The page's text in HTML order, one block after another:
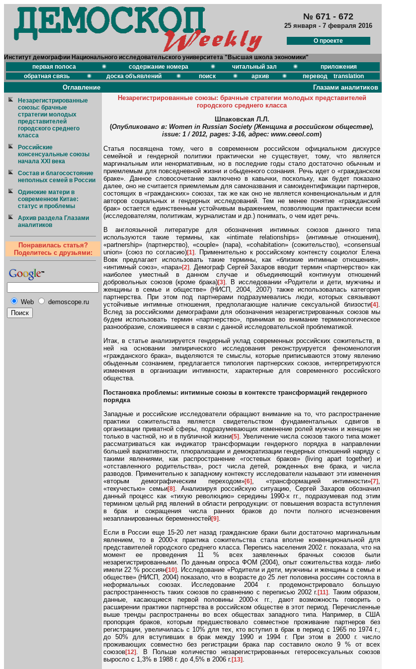
№ 671 - 672
25 января - 7 февраля 2016
О проекте
Институт демографии Национального исследовательского университета "Высшая школа экономики"
первая полоса
содержание номера читальный зал
приложения
обратная связь
доска объявлений поиск архив перевод translation
Оглавление Глазами аналитиков
Незарегистрированные
союзы: брачные
стратегии молодых
представителей
городского среднего
класса
Российские
консенсуальные союзы
начала XXI века
Состав и благосостояние
неполных семей в России
Одинокие матери в
современном Китае:
статус и проблемы
Архив раздела Глазами
аналитиков
Понравилась статья?
Поделитесь с друзьями:
Web demoscope.ru
Незарегистрированные союзы: брачные стратегии молодых представителей
городского среднего класса
Шпаковская Л.Л.
(Опубликовано в: Women in Russian Society (Женщина в российском обществе),
issue: 1 / 2012, pages: 3-16, адрес: www.ceeol.com)
Статья посвящена тому, чего в современном российском официальном дискурсе
семейной и гендерной политики практически не существует, тому, что является
маргинальным или ненормативным, но в последние годы стало достаточно обычным и
приемлемым для повседневной жизни и обыденного сознания. Речь идет о «гражданском
браке». Данное словосочетание заключено в кавычки, поскольку, как будет показано
далее, оно не считается приемлемым для самоназвания и самоидентификации партнеров,
состоящих в «гражданских» союзах, так же как оно не является конвенциональным и для
авторов социальных и гендерных исследований. Тем не менее понятие «гражданский
брак» остается единственным устойчивым выражением, позволяющим практически всем
(исследователям, политикам, журналистам и др.) понимать, о чем идет речь.
В англоязычной литературе для обозначения интимных союзов данного типа
используются такие термины, как «intimate relationships» (интимные отношения),
«partnership» (партнерство), «couple» (пара), «cohabitation» (сожительство), «consensual
union» (союз по согласию)[1]. Применительно к российскому контексту социолог Елена
Вовк предлагает использовать такие термины, как «близкие интимные отношения»,
«интимный союз», «пара»[2]
. Демограф Сергей Захаров вводит термин «партнерство» как
наиболее уместный в данном случае и объединяющий континуум отношений
добровольных союзов (кроме брака)[3]
. В исследовании «Родители и дети, мужчины и
женщины в семье и обществе» (НИСП, 2004, 2007) также использовалась категория
партнерства. При этом под партнерами подразумевались люди, которых связывают
устойчивые интимные отношения, предполагающие наличие сексуальной близости[4]
Вслед за российскими демографами для обозначения незарегистрированных союзов мы
будем использовать термин «партнерство», принимая во внимание терминологическое
разнообразие, сложившееся в связи с данной исследовательской проблематикой.
Итак, в статье анализируется гендерный уклад современных российских сожительств, в
ней на основании эмпирического исследования реконструируется феноменология
«гражданского брака», выделяются те смыслы, которые приписываются этому явлению
обыденным сознанием, предлагается типология партнерских союзов, интерпретируются
изменения в организации интимности, характерные для современного российского
общества.
Постановка проблемы: интимные союзы в контексте трансформаций гендерного
порядка
Западные и российские исследователи обращают внимание на то, что распространение
практики сожительства является свидетельством фундаментальных сдвигов в
организации приватной сферы, подразумевающих изменение ролей мужчин и женщин не
только в частной, но и в публичной жизни[5]. Увеличение числа союзов такого типа может
рассматриваться как индикатор трансформации гендерного порядка в направлении
большей вариативности, плюрализации и демократизации гендерных отношений наряду с
такими явлениями, как распространение «гостевых браков» (living apart together) и
«отставленного родительства», рост числа детей, рожденных вне брака, и числа
разводов. Применительно к западному контексту исследователи называют эти изменения
«вторым демографическим переходом»[6] , «трансформацией интимности»[7]
«текучестью» семьи[8]
. Анализируя российскую ситуацию, Сергей Захаров обозначил
данный процесс как «тихую революцию» середины 1990-х гг., подразумевая под этим
термином целый ряд явлений в области репродукции: от повышения возраста вступления
в брак и сокращения числа ранних браков до почти полного исчезновения
незапланированных беременностей[9]
Если в России еще 15-20 лет назад гражданские браки были достаточно маргинальным
явлением, то в 2000-х практика сожительства стала вполне конвенциональной для
представителей городского среднего класса. Перепись населения 2002 г. показала, что на
момент ее проведения 11 % всех заявленных брачных союзов были
незарегистрированными. По данным опроса ФОМ (2004), опыт сожительства когда- либо
имели 22 % россиян[10]. Исследование «Родители и дети, мужчины и женщины в семье и
обществе» (НИСП, 2004) показало, что в возрасте до 25 лет половина россиян состояла в
неформальных союзах. Исследование 2004 г. продемонстрировало большую
распространенность таких союзов по сравнению с переписью 2002 г.[11] . Таким образом,
данные, касающиеся первой половины 2000-х гг., дают возможность говорить о
расширении практики партнерства в российском обществе в этот период. Перечисленные
выше тренды распространены во всех обществах западного типа. Например, в США
пропорция браков, которым предшествовало совместное проживание партнеров без
регистрации, увеличилась с 10% для тех, кто вступил в брак в период с 1965 по 1974 г.,
до 50% для вступивших в брак между 1990 и 1994 г. При этом в 2000 г. число
проживающих совместно без регистрации брака пар составило около 9 % от всех
союзов[12] . В Польше количество незарегистрированных гетеросексуальных союзов
выросло с 1,3% в 1988 г. до 4,5% в 2006 г. [13] .